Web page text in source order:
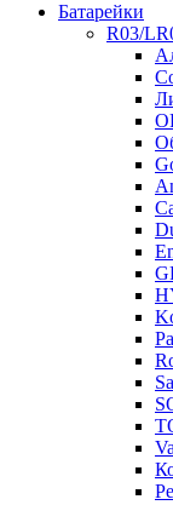
Батарейки
R03/